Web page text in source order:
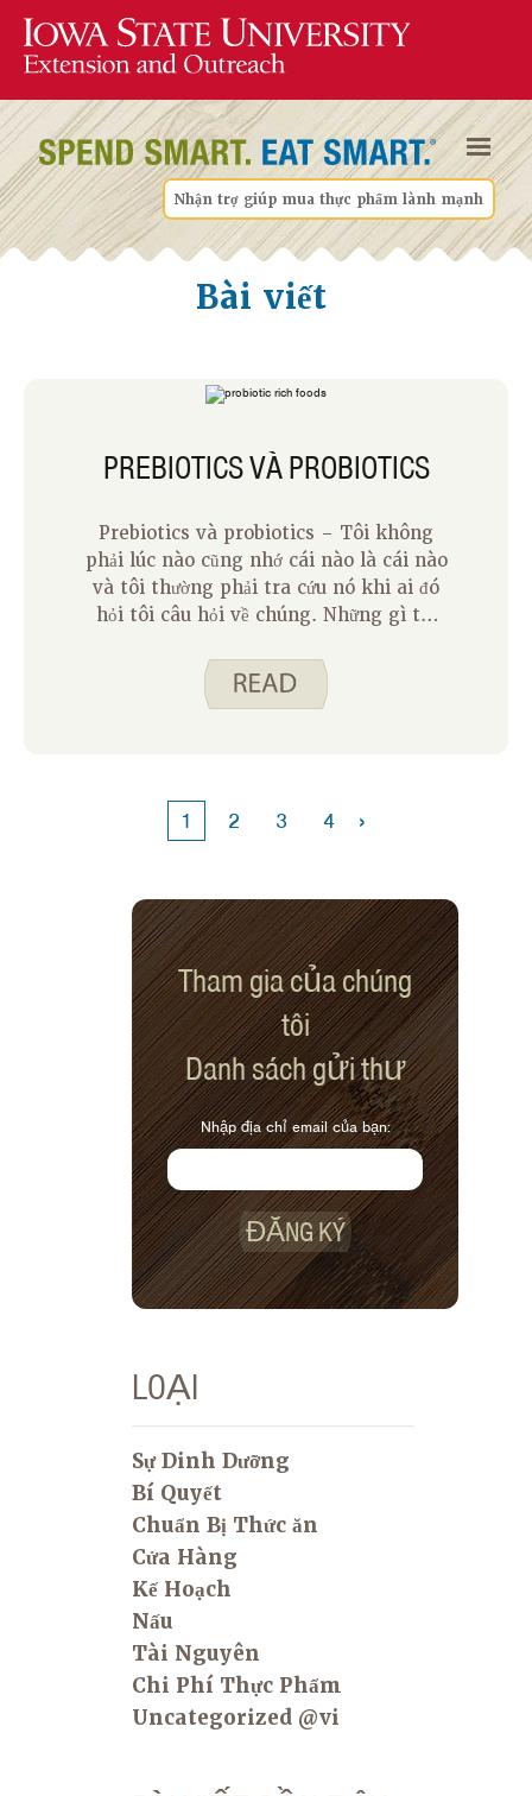
Nhận trợ giúp mua thực phẩm lành mạnh
Bài viết
PREBIOTICS VÀ PROBIOTICS
Prebiotics và probiotics – Tôi không
phải lúc nào cũng nhớ cái nào là cái nào
và tôi thường phải tra cứu nó khi ai đó
hỏi tôi câu hỏi về chúng. Những gì tôi
đối với một hệ vi sinh vật đường ruột
khỏe mạnh. Hệ vi sinh vật đường ruột
Có một hệ vi sinh vật đường ruột khỏe
mạnh có thể có tác động tích cực đến
hơn một số chất dinh dưỡng và sức khỏe
tim mạch.
1 2 3 4 ›
Tham gia của chúng
tôi
Danh sách gửi thư
Nhập địa chỉ email của bạn:
ĐĂNG KÝ
LOẠI
Sự Dinh Dưỡng
Bí Quyết
Chuẩn Bị Thức ăn
Cửa Hàng
Kế Hoạch
Nấu
Tài Nguyên
Chi Phí Thực Phẩm
Uncategorized @vi